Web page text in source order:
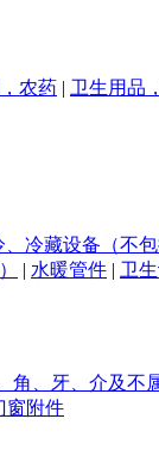
农药 | 卫生用品
、冷藏设备（不包
| 水暖管件 | 卫
角、牙、介及不
窗附件